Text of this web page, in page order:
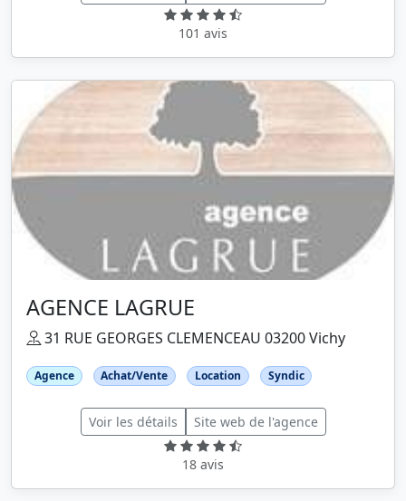
101 avis
AGENCE LAGRUE
31 RUE GEORGES CLEMENCEAU 03200 Vichy
Agence Achat/Vente Location Syndic
Voir les détails Site web de l'agence
18 avis